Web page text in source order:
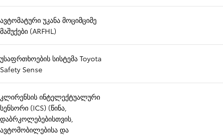
ავტომატური უკანა მოციმციმე
მაშუქები (ARFHL)
უსაფრთხოების სისტემა Toyota
Safety Sense
კლირენსის ინტელექტუალური
სენსორი (ICS) (წინა,
დაბრკოლებებისთვის,
ავტომობილებისა და